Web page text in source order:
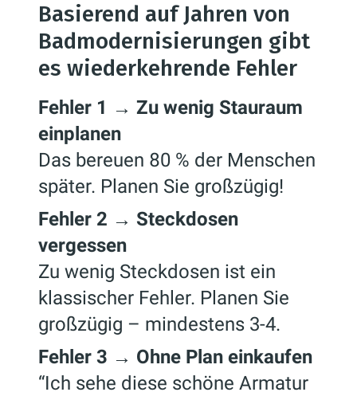
Basierend auf Jahren von
Badmodernisierungen gibt
es wiederkehrende Fehler
Fehler 1 → Zu wenig Stauraum
einplanen
Das bereuen 80 % der Menschen
später. Planen Sie großzügig!
Fehler 2 → Steckdosen
vergessen
Zu wenig Steckdosen ist ein
klassischer Fehler. Planen Sie
großzügig – mindestens 3-4.
Fehler 3 → Ohne Plan einkaufen
“Ich sehe diese schöne Armatur